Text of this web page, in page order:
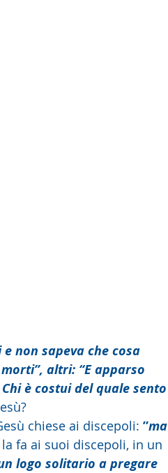
non sapeva che cosa
altri: “E apparso
è costui del quale sento
chiese ai discepoli: ”ma
fa ai suoi discepoli, in un
logo solitario a pregare